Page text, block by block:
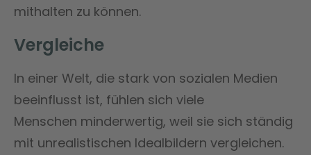
mithalten zu können​​.
Vergleiche
In einer Welt, die stark von sozialen Medien
beeinflusst ist, fühlen sich viele
Menschen minderwertig, weil sie sich ständig
mit unrealistischen Idealbildern vergleichen.